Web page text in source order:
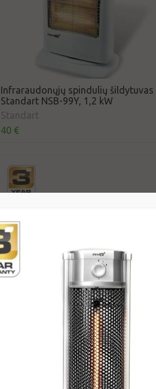
Infraraudonųjų spindulių šildytuvas
Standart NSB-99Y, 1,2 kW
Standart
40 €
Konvekcinis radiatorius Standart
PH80-2000, 2 kW